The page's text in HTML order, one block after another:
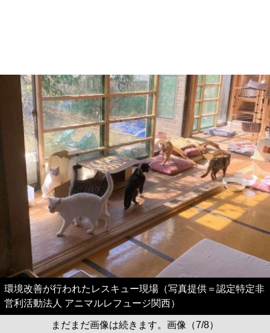
環境改善が行われたレスキュー現場（写真提供＝認定特定非
営利活動法人 アニマルレフュージ関西）
まだまだ画像は続きます。画像（7/8）